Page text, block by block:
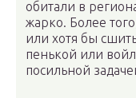
обитали в
жарко. Более
или хотя бы
пенькой или
посильной